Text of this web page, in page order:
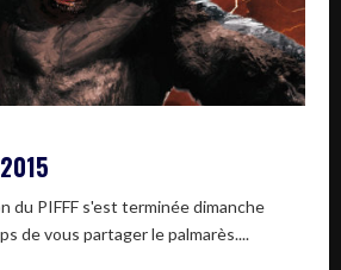
du PIFFF s'est terminée dimanche
de vous partager le palmarès....